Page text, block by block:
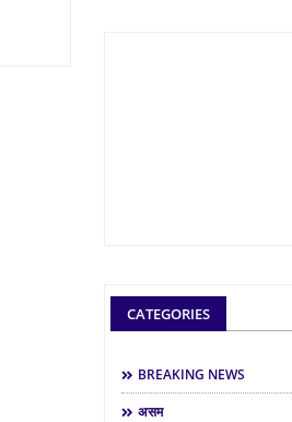
CATEGORIES
BREAKING NEWS
असम